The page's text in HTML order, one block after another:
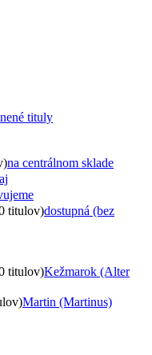
tituly
na centrálnom sklade
titulov)dostupná (bez
titulov)Kežmarok (Alter
Martin (Martinus)